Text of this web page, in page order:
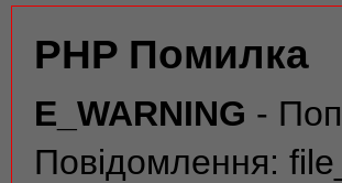
PHP Помилка
E_WARNING -
Повідомлення: